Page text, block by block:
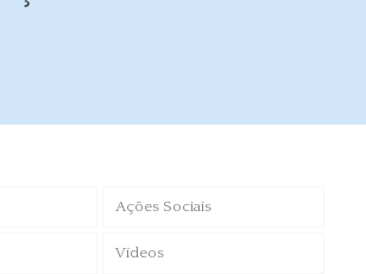
Ações Sociais
Vídeos